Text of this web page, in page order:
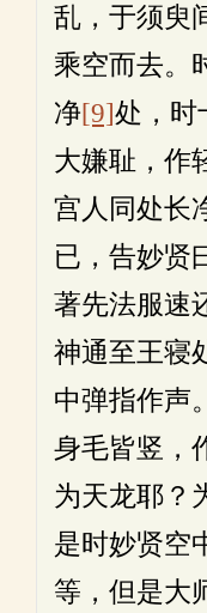
乱，于须臾
乘空而去。
净[9]处，时
大嫌耻，作
宫人同处长
已，告妙贤
著先法服速
神通至王寝
中弹指作声
身毛皆竖，
为天龙耶？
是时妙贤空
等，但是大